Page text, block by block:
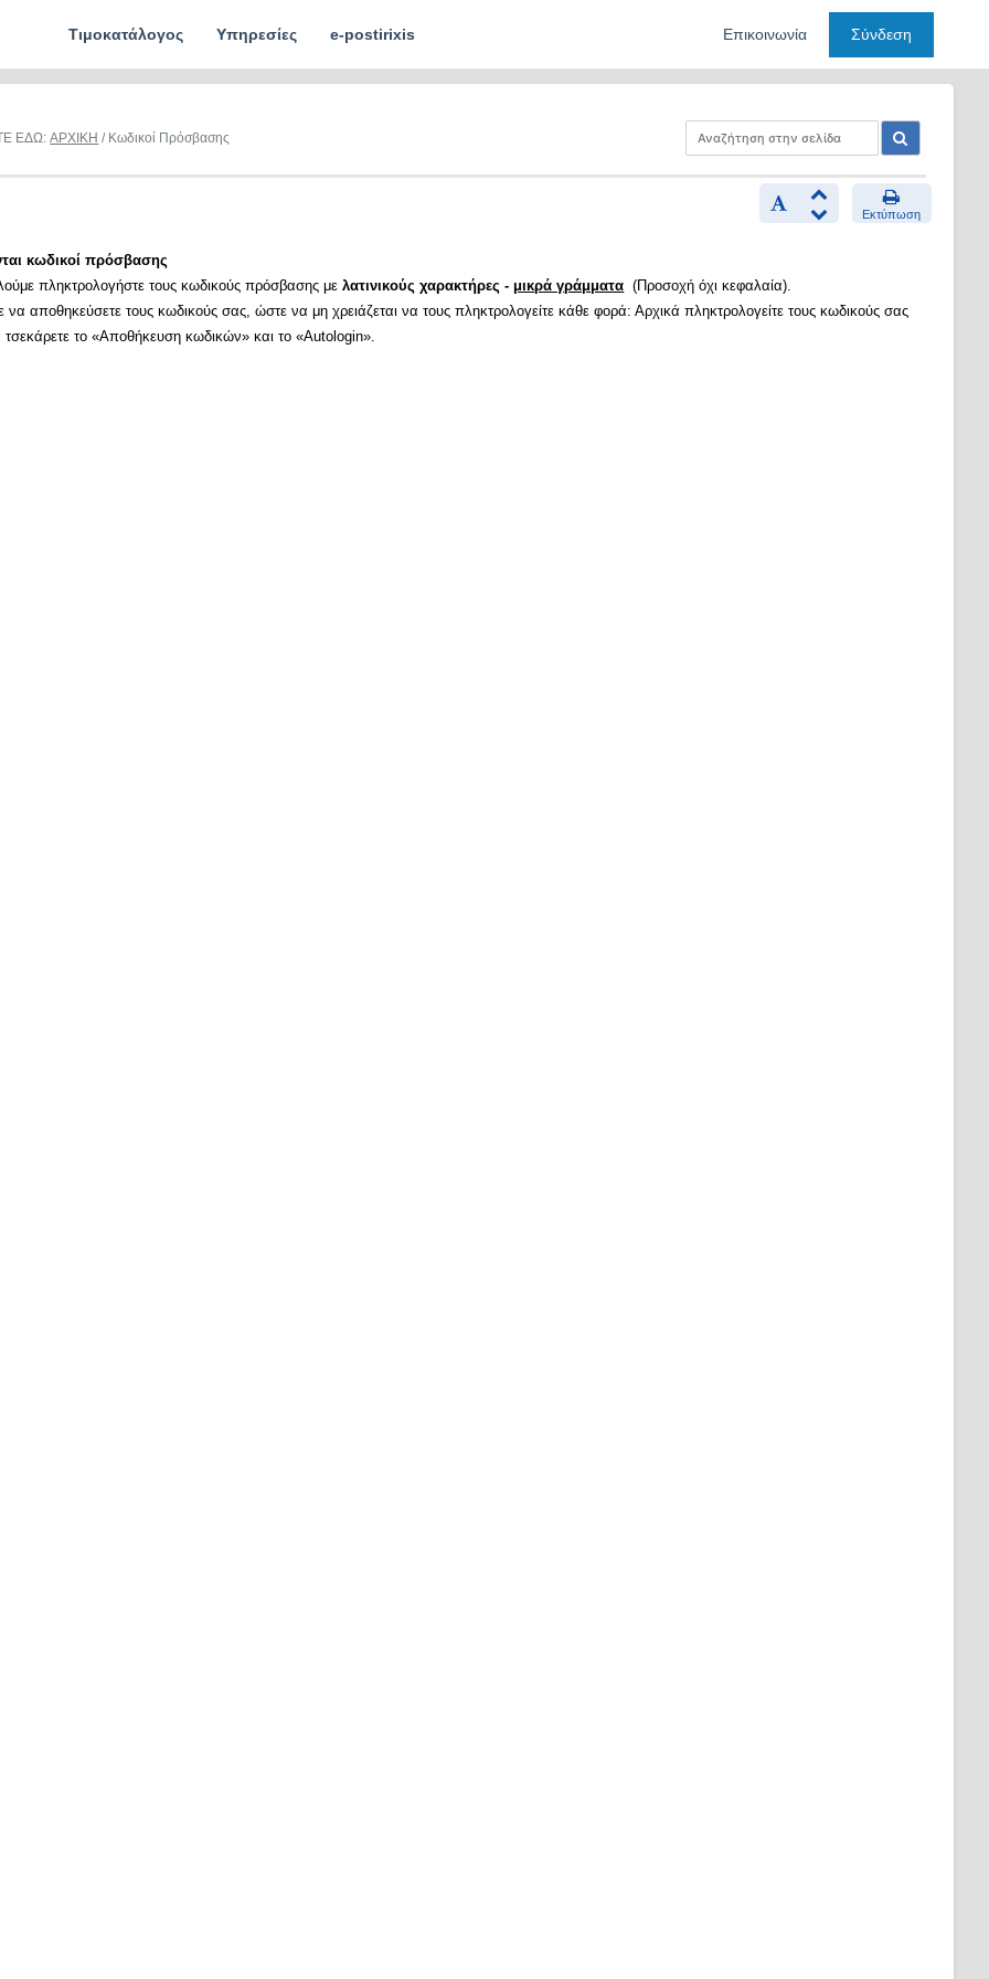
Τιμοκατάλογος Υπηρεσίες e-postirixis Επικοινωνία Σύνδεση
ΕΔΩ:ΑΡΧΙΚΗ / Κωδικοί Πρόσβασης
Εκτύπωση
κωδικοί πρόσβασης
πληκτρολογήστε τους κωδικούς πρόσβασης μελατινικούς χαρακτήρες - μικρά γράμματα (Προσοχή όχι κεφαλαία).
να αποθηκεύσετε τους κωδικούς σας, ώστε να μη χρειάζεται να τους πληκτρολογείτε κάθε φορά: Αρχικά πληκτρολογείτε τους κωδικούς σας
τσεκάρετε το «Αποθήκευση κωδικών» και το «Autologin».